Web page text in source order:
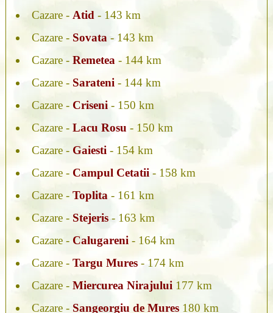
Cazare - Atid- 143 km
Cazare - Sovata- 143 km
Cazare - Remetea- 144 km
Cazare - Sarateni- 144 km
Cazare - Criseni- 150 km
Cazare - Lacu Rosu - 150 km
Cazare - Gaiesti- 154 km
Cazare - Campul Cetatii- 158 km
Cazare - Toplita- 161 km
Cazare - Stejeris- 163 km
Cazare - Calugareni- 164 km
Cazare - Targu Mures- 174 km
Cazare - Miercurea Nirajului177 km
Cazare - Sangeorgiu de Mures180 km